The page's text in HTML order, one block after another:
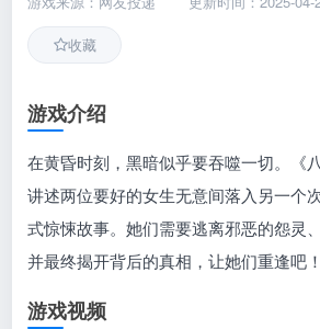
收藏
游戏介绍
在黄昏时刻，黑暗似乎要吞噬一切。《
讲述两位要好的女生无意间落入另一个
式惊悚故事。她们需要逃离邪恶的怨灵
并最终揭开背后的真相，让她们重逢吧！
游戏视频